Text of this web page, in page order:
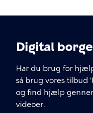
Digital
Har du brug for
så brug vores tilbud
og find hjælp
videoer.